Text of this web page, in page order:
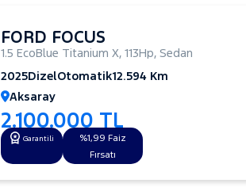
FORD FOCUS
1.5 EcoBlue Titanium X, 113Hp, Sedan
2025DizelOtomatik12.594 Km
Aksaray
2.100.000 TL
Garantili
%1,99 Faiz
Fırsatı